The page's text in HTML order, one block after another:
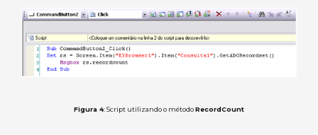
Figura 4: Script utilizando o métodoRecordCount